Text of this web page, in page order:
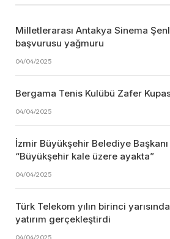
Milletlerarası Antakya Sinema
başvurusu yağmuru
04/04/2025
Bergama Tenis Kulübü Zafer
04/04/2025
İzmir Büyükşehir Belediye
“Büyükşehir kale üzere ayakta”
04/04/2025
Türk Telekom yılın birinci
yatırım gerçekleştirdi